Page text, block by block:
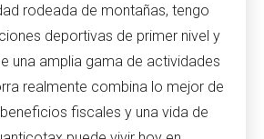
rodeada de montañas, tengo
deportivas de primer nivel y
una amplia gama de actividades
realmente combina lo mejor de
fiscales y una vida de